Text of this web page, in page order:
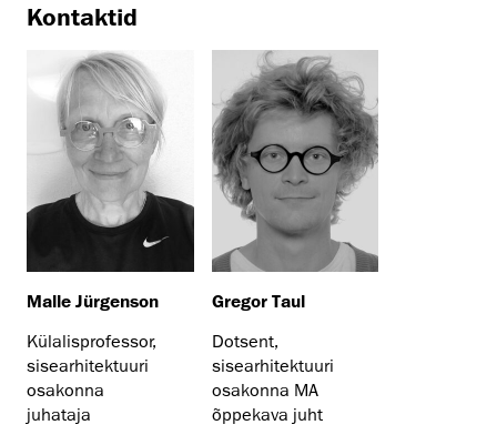
Kontaktid
Malle Jürgenson
Külalisprofessor,
sisearhitektuuri
osakonna
juhataja
Gregor Taul
Dotsent,
sisearhitektuuri
osakonna MA
õppekava juht